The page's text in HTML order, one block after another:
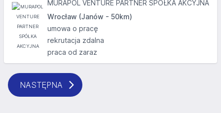
MURAPOL VENTURE PARTNER SPÓŁKA AKCYJNA
Wrocław (Janów - 50km)
umowa o pracę
rekrutacja zdalna
praca od zaraz
NASTĘPNA